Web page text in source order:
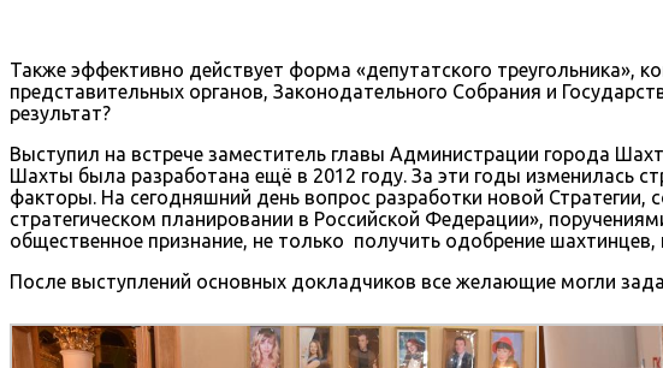
Также эффективно действует форма «депутатского треугольника»,
представительных органов, Законодательного Собрания и
результат?
Выступил на встрече заместитель главы Администрации города
Шахты была разработана ещё в 2012 году. За эти годы изменилась
факторы. На сегодняшний день вопрос разработки новой
стратегическом планировании в Российской Федерации»,
общественное признание, не только получить одобрение шахтинцев,
После выступлений основных докладчиков все желающие могли